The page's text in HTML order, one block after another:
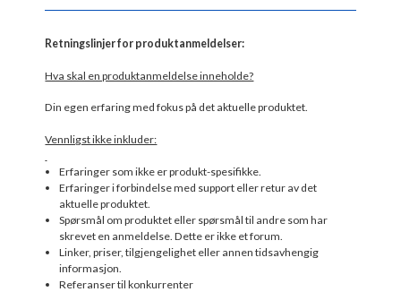
Retningslinjer for produktanmeldelser:
Hva skal en produktanmeldelse inneholde?
Din egen erfaring med fokus på det aktuelle produktet.
Vennligst ikke inkluder:
Erfaringer som ikke er produkt-spesifikke.
Erfaringer i forbindelse med support eller retur av det
aktuelle produktet.
Spørsmål om produktet eller spørsmål til andre som har
skrevet en anmeldelse. Dette er ikke et forum.
Linker, priser, tilgjengelighet eller annen tidsavhengig
informasjon.
Referanser til konkurrenter